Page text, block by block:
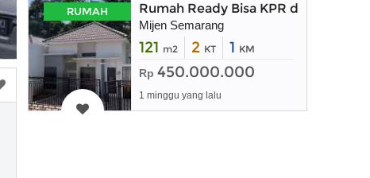
RUMAH Rumah Ready Bisa KPR di Mijen
Mijen Semarang
121 m2 2 KT 1 KM
Rp 450.000.000
1 minggu yang lalu